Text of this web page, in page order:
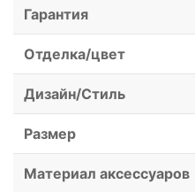
Гарантия
Отделка/цвет
Дизайн/Стиль
Размер
Материал аксессуаров